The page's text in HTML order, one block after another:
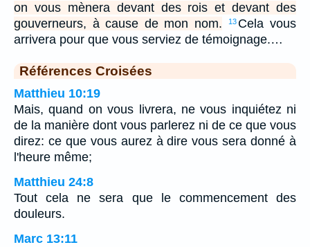
on vous mènera devant des rois et devant des
gouverneurs, à cause de mon nom.
13 Cela vous
arrivera pour que vous serviez de témoignage.…
Références Croisées
Matthieu 10:19
Mais, quand on vous livrera, ne vous inquiétez ni
de la manière dont vous parlerez ni de ce que vous
direz: ce que vous aurez à dire vous sera donné à
l'heure même;
Matthieu 24:8
Tout cela ne sera que le commencement des
douleurs.
Marc 13:11